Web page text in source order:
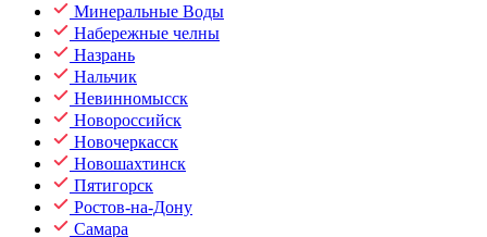
Минеральные Воды
Набережные челны
Назрань
Нальчик
Невинномысск
Новороссийск
Новочеркасск
Новошахтинск
Пятигорск
Ростов-на-Дону
Самара